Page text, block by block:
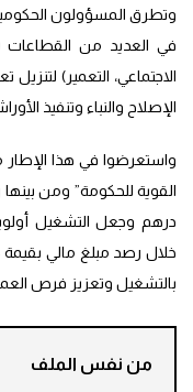
وتطرق المسؤولون
في العديد من القطاعات
الاجتماعي، التعمير)
الإصلاح والنباء وتنفيذ
واستعرضوا في هذا الإطار
درهم وجعل التشغيل
بالتشغيل وتعزيز فرص
من نفس الملف